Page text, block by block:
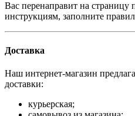
Вас перенаправит на страницу
инструкциям, заполните
Доставка
Наш интернет-магазин
доставки:
курьерская;